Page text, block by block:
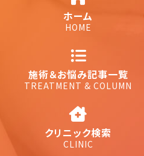
ホーム
HOME
施術＆お悩み記事一覧
TREATMENT & COLUMN
クリニック検索
CLINIC